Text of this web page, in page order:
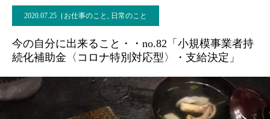
2020.07.25 お仕事のこと, 日常のこと
今の自分に出来ること・・no.82「小規模事業者持
続化補助金〈コロナ特別対応型〉・支給決定」